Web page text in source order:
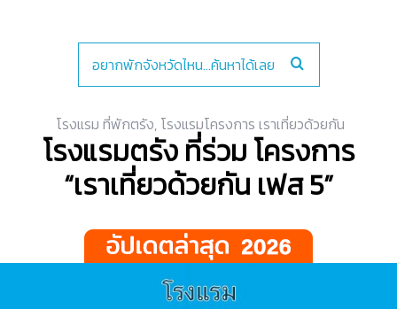
โรงแรม ที่พักตรัง, โรงแรมโครงการ เราเที่ยวด้วยกัน
โรงแรมตรัง ที่ร่วม โครงการ
“เราเที่ยวด้วยกัน เฟส 5”